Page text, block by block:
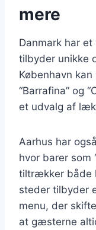
mere
Danmark har
tilbyder unikke
København
“Barrafina” og
et udvalg af
Aarhus har
hvor barer som
tiltrækker både
steder tilbyder
menu, der
at gæsterne